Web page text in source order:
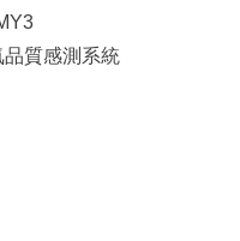
質感測系統